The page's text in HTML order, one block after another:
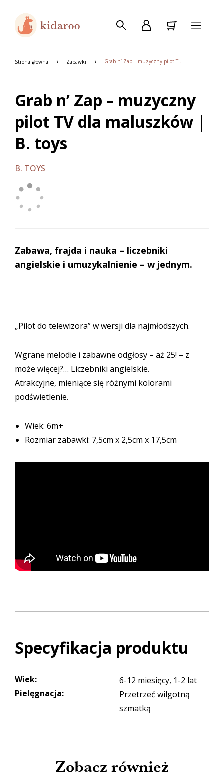
Strona główna Zabawki Grab n’ Zap – muzyczny pilot TV dla maluszków | B. toys
Grab n’ Zap – muzyczny
pilot TV dla maluszków |
B. toys
B. TOYS
Zabawa, frajda i nauka – liczebniki
angielskie i umuzykalnienie – w jednym.
„Pilot do telewizora” w wersji dla najmłodszych.
Wgrane melodie i zabawne odgłosy – aż 25! – z
może więcej?… Liczebniki angielskie.
Atrakcyjne, mieniące się różnymi kolorami
podświetlenie.
Wiek: 6m+
Rozmiar zabawki: 7,5cm x 2,5cm x 17,5cm
Specyfikacja produktu
Wiek:
6-12 miesięcy, 1-2 lat
Pielęgnacja:
Przetrzeć wilgotną
szmatką
Zobacz również